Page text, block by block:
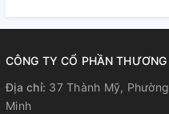
CÔNG TY CỔ PHẦN
Địa chỉ: 37 Thành Mỹ,
Minh